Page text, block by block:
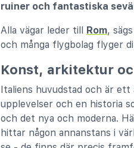
ruiner och fantastiska
Alla vägar leder till Rom,
och många flygbolag flyger
Konst, arkitektur
Italiens huvudstad och är
upplevelser och en historia
och det nya och moderna.
hittar någon annanstans i